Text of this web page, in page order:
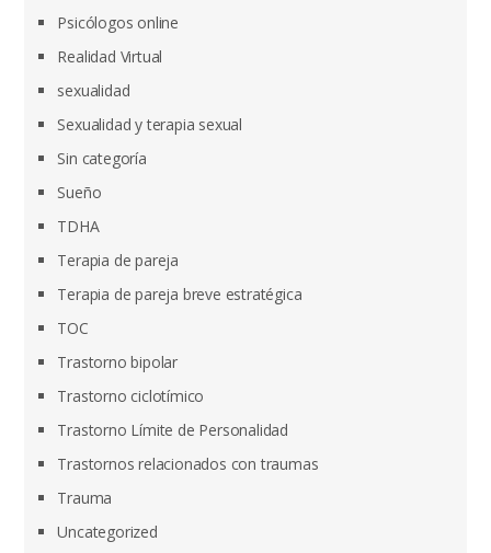
Psicólogos online
Realidad Virtual
sexualidad
Sexualidad y terapia sexual
Sin categoría
Sueño
TDHA
Terapia de pareja
Terapia de pareja breve estratégica
TOC
Trastorno bipolar
Trastorno ciclotímico
Trastorno Límite de Personalidad
Trastornos relacionados con traumas
Trauma
Uncategorized